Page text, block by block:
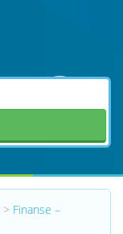
> Finanse –